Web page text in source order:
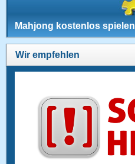
Mahjong kostenlos spielen
Wir empfehlen